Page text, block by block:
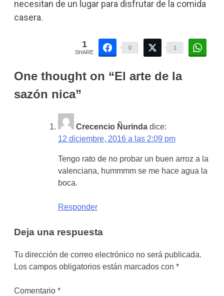
necesitan de un lugar para disfrutar de la comida
casera.
1
SHARE
0 1
One thought on “El arte de la
sazón nica”
Crecencio Ñurinda dice:
12 diciembre, 2016 a las 2:09 pm
Tengo rato de no probar un buen arroz a la
valenciana, hummmm se me hace agua la
boca.
Responder
Deja una respuesta
Tu dirección de correo electrónico no será publicada.
Los campos obligatorios están marcados con *
Comentario *